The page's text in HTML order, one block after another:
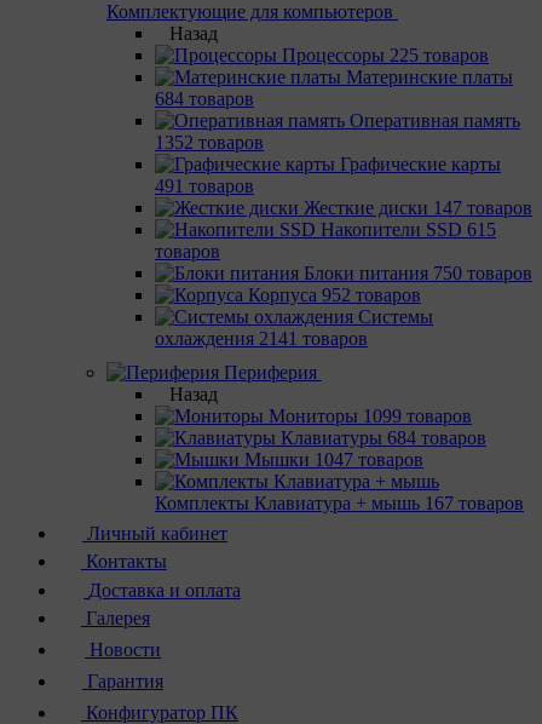
Комплектующие для компьютеров
Назад
Процессоры 225 товаров
Материнcкие платы
684 товаров
Оперативная память
1352 товаров
Графические карты
491 товаров
Жесткие диски 147 товаров
Накопители SSD 615
товаров
Блоки питания 750 товаров
Корпуса 952 товаров
Системы
охлаждения 2141 товаров
Периферия
Назад
Мониторы 1099 товаров
Клавиатуры 684 товаров
Мышки 1047 товаров
Комплекты Клавиатура + мышь 167 товаров
Личный кабинет
Контакты
Доставка и оплата
Галерея
Новости
Гарантия
Конфигуратор ПК